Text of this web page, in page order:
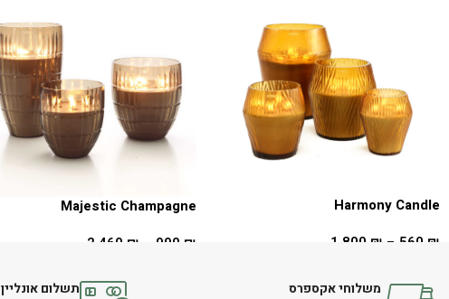
Harmony Candle
560 ₪
–
1,800 ₪
Majestic Champagne
990 ₪
2,460 ₪
משלוחי אקספרס תשלום אונליין